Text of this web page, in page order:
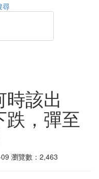
該出
，彈至
瀏覽數：2,463